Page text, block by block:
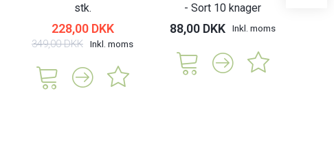
stk.
228,00 DKK
349,00 DKK Inkl. moms
- Sort 10 knager
88,00 DKK Inkl. moms